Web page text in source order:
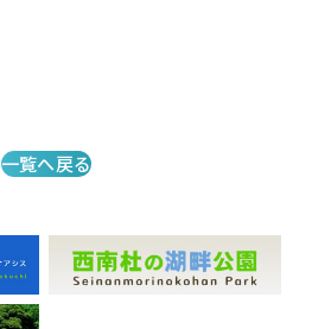
一覧へ戻る